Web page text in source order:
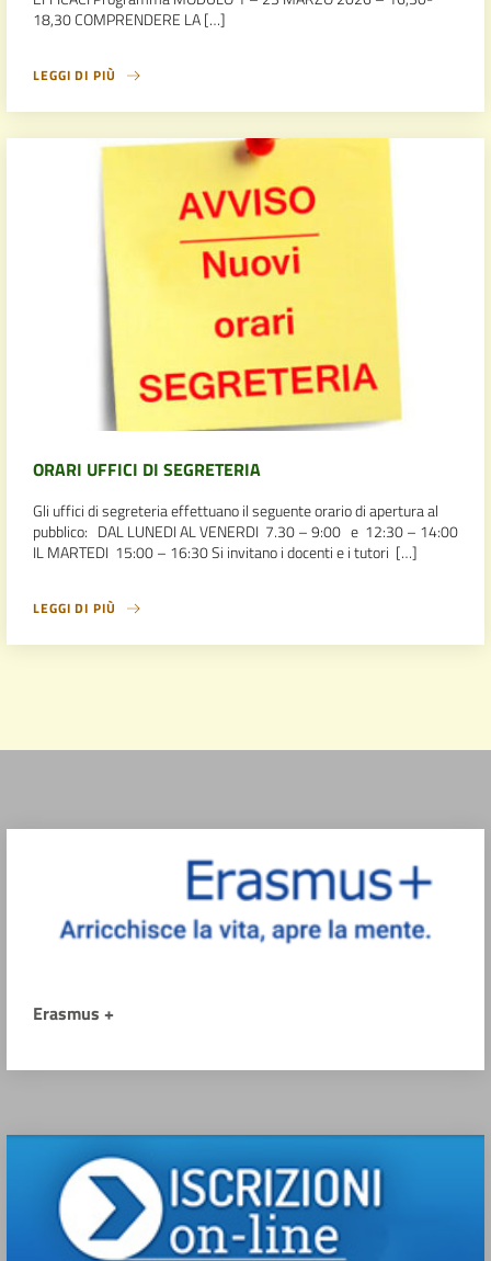
18,30 COMPRENDERE LA […]
LEGGI DI PIÙ
ORARI UFFICI DI SEGRETERIA
Gli uffici di segreteria effettuano il seguente orario di apertura al
pubblico: DAL LUNEDI AL VENERDI 7.30 – 9:00 e 12:30 – 14:00
IL MARTEDI 15:00 – 16:30 Si invitano i docenti e i tutori […]
LEGGI DI PIÙ
Erasmus +